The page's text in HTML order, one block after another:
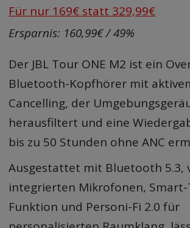
Für nur 169€ statt 329,99€
Ersparnis: 160,99€ / 49%
Der JBL Tour ONE M2 ist ein
Bluetooth-Kopfhörer mit
Cancelling, der
herausfiltert und eine
bis zu 50 Stunden ohne ANC
Ausgestattet mit Bluetooth 5.3,
integrierten Mikrofonen, Smart-
Funktion und Personi-Fi 2.0 für